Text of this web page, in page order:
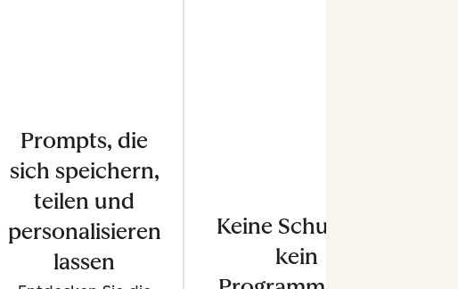
Prompts, die
sich speichern,
teilen und
personalisieren
lassen
Keine Schulung,
kein